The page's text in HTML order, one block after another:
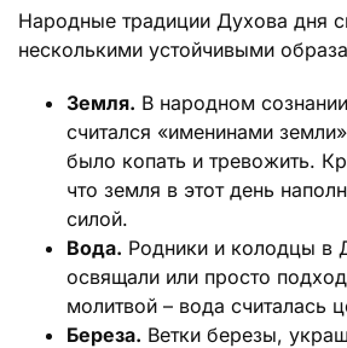
Народные традиции Духова дня
несколькими устойчивыми
Земля. В народном
считался «именинами
было копать и тревожить.
что земля в этот день
силой.
Вода. Родники и колодцы в
освящали или просто
молитвой – вода считалась
Береза. Ветки березы,